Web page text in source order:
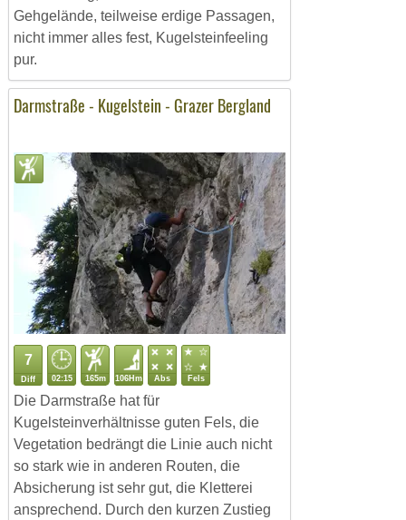
Gehgelände, teilweise erdige Passagen,
nicht immer alles fest, Kugelsteinfeeling
pur.
Darmstraße - Kugelstein - Grazer Bergland
7
Diff 02:15 165m 106Hm Abs Fels
Die Darmstraße hat für
Kugelsteinverhältnisse guten Fels, die
Vegetation bedrängt die Linie auch nicht
so stark wie in anderen Routen, die
Absicherung ist sehr gut, die Kletterei
ansprechend. Durch den kurzen Zustieg